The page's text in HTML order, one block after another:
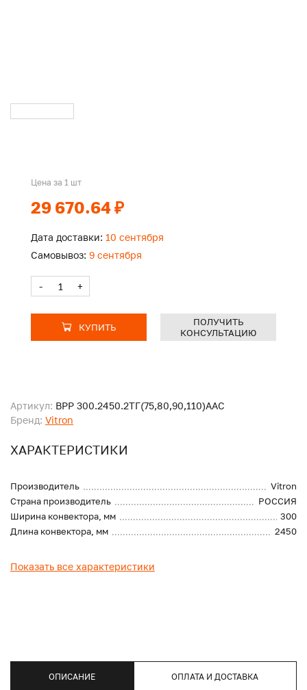
Артикул: ВРР 300.2450.2ТГ(75,80,90,110)ААС
Бренд: Vitron
ХАРАКТЕРИСТИКИ
Производитель
Vitron
Страна производитель
РОССИЯ
Ширина конвектора, мм
300
Длина конвектора, мм
2450
Показать все характеристики
Цена за 1 шт
29 670.64 ₽
Дата доставки: 10 сентября
Самовывоз: 9 сентября
- +
КУПИТЬ
ПОЛУЧИТЬ
КОНСУЛЬТАЦИЮ
ОПИСАНИЕ ОПЛАТА И ДОСТАВКА